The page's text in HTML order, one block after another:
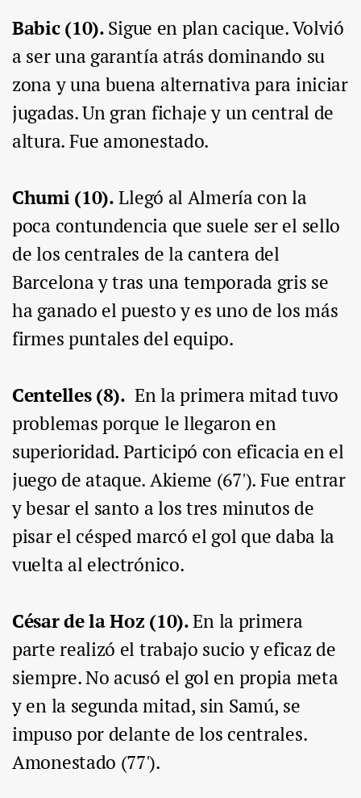
Babic (10).Sigue en plan cacique. Volvió
a ser una garantía atrás dominando su
zona y una buena alternativa para iniciar
jugadas. Un gran fichaje y un central de
altura. Fue amonestado.
Chumi (10).Llegó al Almería con la
poca contundencia que suele ser el sello
de los centrales de la cantera del
Barcelona y tras una temporada gris se
ha ganado el puesto y es uno de los más
firmes puntales del equipo.
Centelles (8). En la primera mitad tuvo
problemas porque le llegaron en
superioridad. Participó con eficacia en el
juego de ataque. Akieme (67'). Fue entrar
y besar el santo a los tres minutos de
pisar el césped marcó el gol que daba la
vuelta al electrónico.
César de la Hoz (10).En la primera
parte realizó el trabajo sucio y eficaz de
siempre. No acusó el gol en propia meta
y en la segunda mitad, sin Samú, se
impuso por delante de los centrales.
Amonestado (77').